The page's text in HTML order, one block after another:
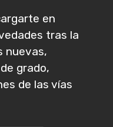
en
tras la
nuevas,
grado,
de las vías